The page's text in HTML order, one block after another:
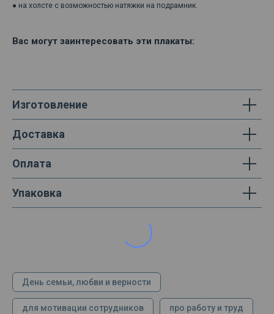
● на холсте с возможностью натяжки на подрамник.
Вас могут заинтересовать эти плакаты:
Изготовление
Доставка
Оплата
Упаковка
День семьи, любви и верности
для мотивации сотрудников про работу и труд